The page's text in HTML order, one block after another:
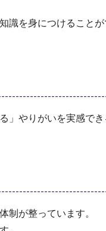
識を身につけること
」やりがいを実感で
制が整っています。